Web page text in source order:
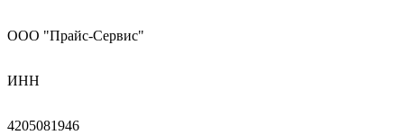
ООО "Прайс-Сервис"
ИНН
4205081946